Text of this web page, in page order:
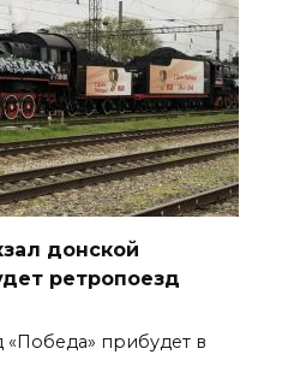
донской
ретропоезд
«Победа» прибудет в